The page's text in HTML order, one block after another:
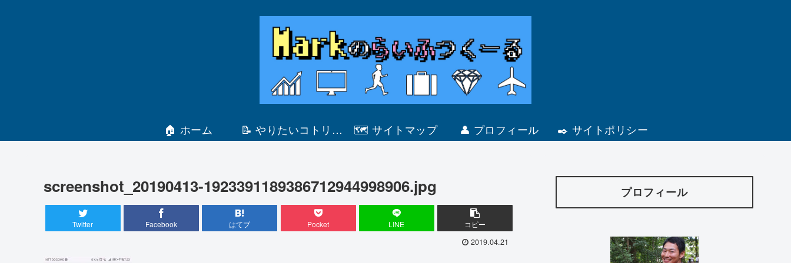
🏠 ホーム
📝 やりたいコトリス
🗺 サイトマップ 👤 プロフィール ✒️ サイトポリシー
screenshot_20190413-1923391189386712944998906.jpg
Twitter Facebook はてブ Pocket LINE コピー
2019.04.21
プロフィール